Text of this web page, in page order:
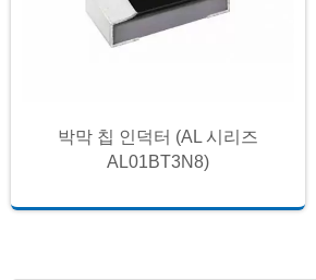
박막 칩 인덕터 (AL 시리즈
AL01BT3N8)